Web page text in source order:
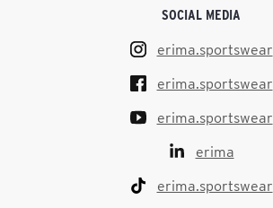
SOCIAL MEDIA
erima.sportswear
erima.sportswear
erima.sportswear
erima
erima.sportswear